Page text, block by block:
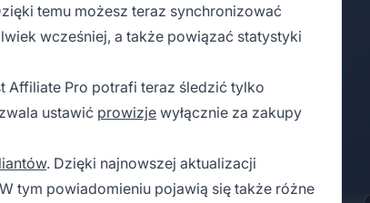
temu możesz teraz synchronizować
wcześniej, a także powiązać statystyki
Affiliate Pro potrafi teraz śledzić tylko
ustawić prowizje wyłącznie za zakupy
. Dzięki najnowszej aktualizacji
tym powiadomieniu pojawią się także różne